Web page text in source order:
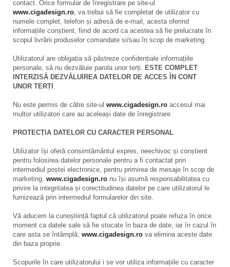
contact. Orice formular de înregistrare pe site-ul
www.cigadesign.ro, va trebui să fie completat de utilizator cu
numele complet, telefon și adresă de e-mail, acesta oferind
informațiile conștient, fiind de acord ca acestea să fie prelucrate în
scopul livrării produselor comandate si/sau în scop de marketing.
Utilizatorul are obligația să păstreze confidențiale informațiile
personale, să nu dezvăluie parola unor terți. ESTE COMPLET
INTERZISĂ DEZVĂLUIREA DATELOR DE ACCES ÎN CONT
UNOR TERȚI .
Nu este permis de către site-ul www.cigadesign.ro accesul mai
multor utilizatori care au aceleași date de înregistrare.
PROTECȚIA DATELOR CU CARACTER PERSONAL
Utilizator își oferă consimtământul expres, neechivoc și conștient
pentru folosirea datelor personale pentru a fi contactat prin
intermediul poștei electronice, pentru primirea de mesaje în scop de
marketing. www.cigadesign.ro nu își asumă responsabilitatea cu
privire la integritatea și corectitudinea datelor pe care utilizatorul le
furnizează prin intermediul formularelor din site.
Vă aducem la cunoștiință faptul că utilizatorul poate refuza în orice
moment ca datele sale să fie stocate în baza de date, iar în cazul în
care asta se întâmplă, www.cigadesign.ro va elimina aceste date
din baza proprie.
Scopurile în care utilizatorului i se vor utiliza informațiile cu caracter